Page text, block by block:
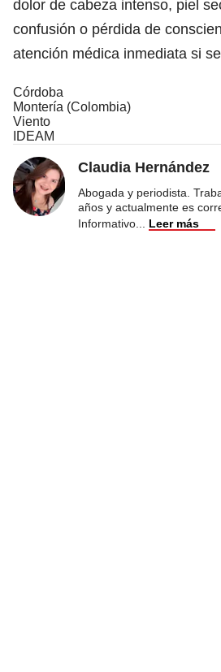
dolor de cabeza intenso, piel
confusión o pérdida de
atención médica inmediata si
Córdoba
Montería (Colombia)
Viento
IDEAM
Claudia Hernández
Abogada y periodista.
años y actualmente es
Informativo
Leer más